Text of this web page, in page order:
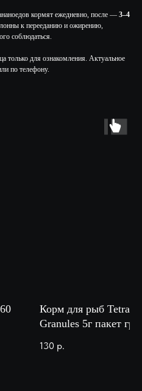
кормят ежедневно, после — 3–4
к перееданию и ожирению,
соблюдаться.
только для ознакомления. Актуальное
по телефону.
Корм для рыб Tetra
Granules 5г пакет
видов петушков
130 р.